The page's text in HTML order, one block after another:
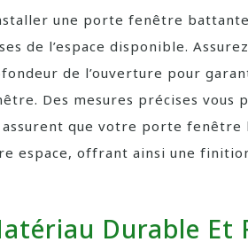
une porte fenêtre
de l’espace disponible.
de l’ouverture pour
Des mesures précises vous
que votre porte fenêtre
espace, offrant ainsi une
Durable Et